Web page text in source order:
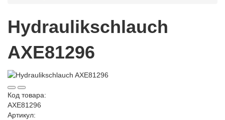
Hydraulikschlauch
AXE81296
Код товара:
AXE81296
Артикул: